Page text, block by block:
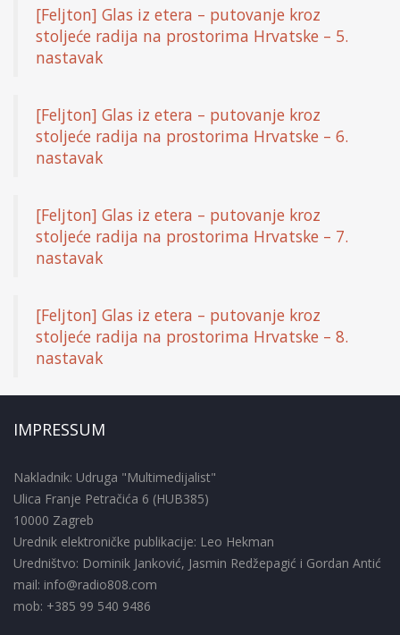
[Feljton] Glas iz etera – putovanje kroz
stoljeće radija na prostorima Hrvatske – 5.
nastavak
[Feljton] Glas iz etera – putovanje kroz
stoljeće radija na prostorima Hrvatske – 6.
nastavak
[Feljton] Glas iz etera – putovanje kroz
stoljeće radija na prostorima Hrvatske – 7.
nastavak
[Feljton] Glas iz etera – putovanje kroz
stoljeće radija na prostorima Hrvatske – 8.
nastavak
IMPRESSUM
Nakladnik: Udruga "Multimedijalist"
Ulica Franje Petračića 6 (HUB385)
10000 Zagreb
Urednik elektroničke publikacije: Leo Hekman
Uredništvo: Dominik Janković, Jasmin Redžepagić i Gordan Antić
mail: info@radio808.com
mob: +385 99 540 9486